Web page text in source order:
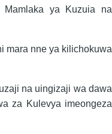
ya Kuzuia na
mara nne ya kilichokuwa
na uingizaji wa dawa
za Kulevya imeongeza